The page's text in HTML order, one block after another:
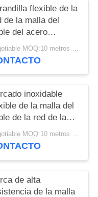
flexible de la
de la malla del
del acero
316 para los
deportivos
Negotiable MOQ:10 metros cuadrados
inoxidable
de la malla del
de la red de la
de acero de la
7x7 del diamante
Negotiable MOQ:10 metros cuadrados
de alta
de la malla